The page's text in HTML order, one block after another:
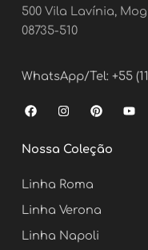
500 Vila Lavínia,
08735-510
WhatsApp/Tel: +55
F
a
e
b
o
k
I
n
t
a
r
a
m
P
i
t
e
Y
o
Nossa Coleção
Linha Roma
Linha Verona
Linha Napoli